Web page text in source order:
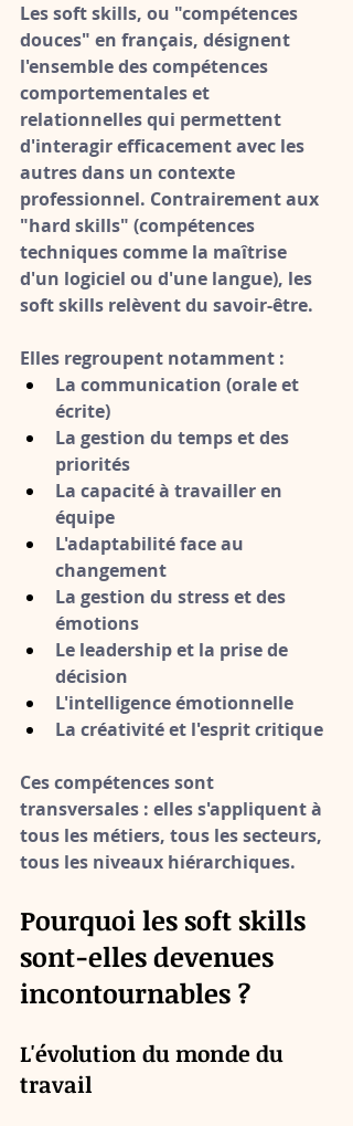
Les soft skills, ou "compétences
douces" en français, désignent
l'ensemble des compétences
comportementales et
relationnelles qui permettent
d'interagir efficacement avec les
autres dans un contexte
professionnel. Contrairement aux
"hard skills" (compétences
techniques comme la maîtrise
d'un logiciel ou d'une langue), les
soft skills relèvent du savoir-être.
Elles regroupent notamment :
La communication (orale et
écrite)
La gestion du temps et des
priorités
La capacité à travailler en
équipe
L'adaptabilité face au
changement
La gestion du stress et des
émotions
Le leadership et la prise de
décision
L'intelligence émotionnelle
La créativité et l'esprit critique
Ces compétences sont
transversales : elles s'appliquent à
tous les métiers, tous les secteurs,
tous les niveaux hiérarchiques.
Pourquoi les soft skills
sont-elles devenues
incontournables ?
L'évolution du monde du
travail